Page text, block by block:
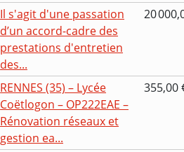
Il s'agit d'une passation
d’un accord-cadre des
prestations d'entretien
des...
20
RENNES (35) – Lycée
Coëtlogon – OP222EAE –
Rénovation réseaux et
gestion ea...
355,00